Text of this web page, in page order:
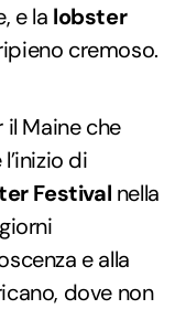
e la lobster
cremoso.
Maine che
di
Festival nella
e alla
dove non